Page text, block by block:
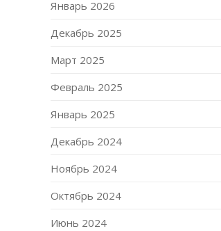
Январь 2026
Декабрь 2025
Март 2025
Февраль 2025
Январь 2025
Декабрь 2024
Ноябрь 2024
Октябрь 2024
Июнь 2024